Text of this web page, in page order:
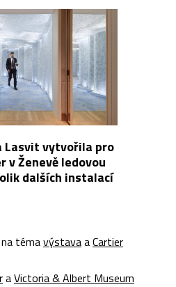
Lasvit vytvořila pro
v Ženevě ledovou
dalších instalací
témavýstavaaCartier
aVictoria & Albert Museum